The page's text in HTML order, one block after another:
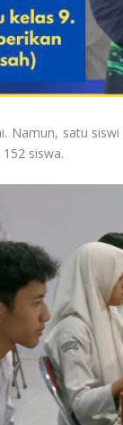
Namun, satu
siswa.